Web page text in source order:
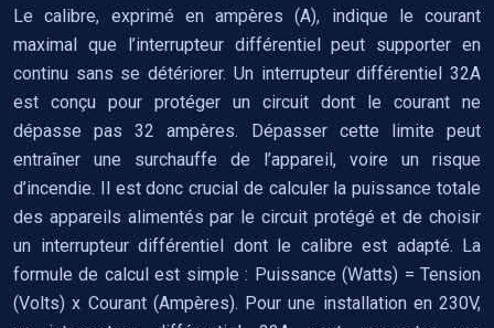
Le calibre, exprimé en ampères (A), indique le courant
maximal que l’interrupteur différentiel peut supporter en
continu sans se détériorer. Un interrupteur différentiel 32A
est conçu pour protéger un circuit dont le courant ne
dépasse pas 32 ampères. Dépasser cette limite peut
entraîner une surchauffe de l’appareil, voire un risque
d’incendie. Il est donc crucial de calculer la puissance totale
des appareils alimentés par le circuit protégé et de choisir
un interrupteur différentiel dont le calibre est adapté. La
formule de calcul est simple : Puissance (Watts) = Tension
(Volts) x Courant (Ampères). Pour une installation en 230V,